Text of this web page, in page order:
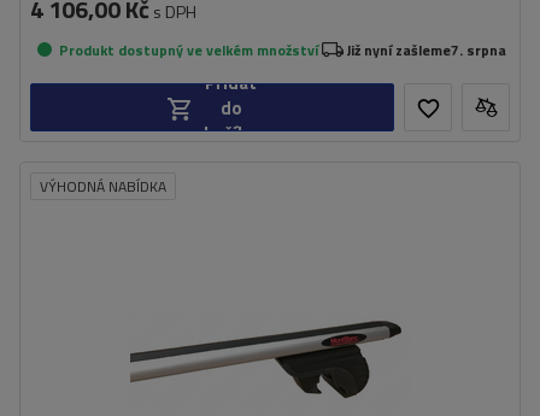
4 106,00 Kč s DPH
Produkt dostupný ve velkém množství Již nyní zašleme7. srpna
Přidat
do
košíku
VÝHODNÁ NABÍDKA